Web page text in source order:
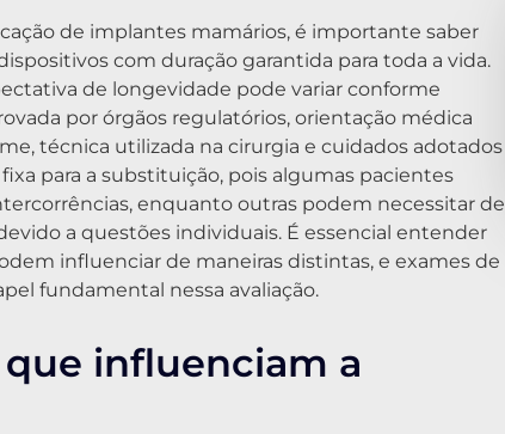
de implantes mamários, é importante saber
com duração garantida para toda a vida.
de longevidade pode variar conforme
por órgãos regulatórios, orientação médica
técnica utilizada na cirurgia e cuidados adotados
para a substituição, pois algumas pacientes
enquanto outras podem necessitar de
a questões individuais. É essencial entender
influenciar de maneiras distintas, e exames de
fundamental nessa avaliação.
influenciam a